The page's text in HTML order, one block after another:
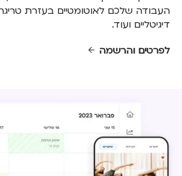
העבודה שלכם לאוטומטיים בעזרת
דיגיטליים ועוד.
לפרטים והרשמה